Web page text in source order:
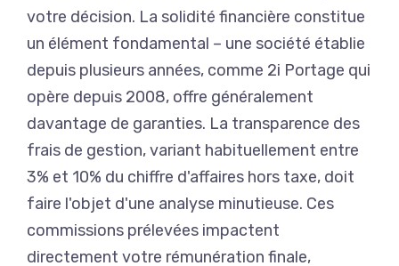
votre décision. La solidité financière constitue
un élément fondamental – une société établie
depuis plusieurs années, comme 2i Portage qui
opère depuis 2008, offre généralement
davantage de garanties. La transparence des
frais de gestion, variant habituellement entre
3% et 10% du chiffre d'affaires hors taxe, doit
faire l'objet d'une analyse minutieuse. Ces
commissions prélevées impactent
directement votre rémunération finale,